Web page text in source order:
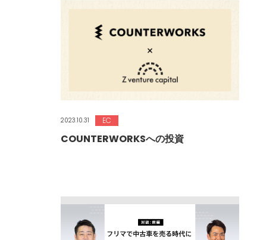
2023.10.31 EC
COUNTERWORKSへの投資